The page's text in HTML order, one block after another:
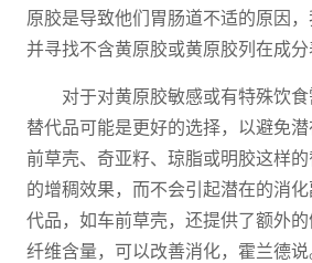
原胶是导致他们胃肠道不适的原因，
并寻找不含黄原胶或黄原胶列在成
对于对黄原胶敏感或有特殊饮
替代品可能是更好的选择，以避免
前草壳、奇亚籽、琼脂或明胶这样
的增稠效果，而不会引起潜在的消
代品，如车前草壳，还提供了额外
纤维含量，可以改善消化，霍兰德说